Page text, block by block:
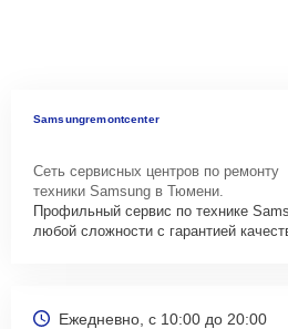
Samsungremontcenter
Сеть сервисных центров по ремонту
техники Samsung в Тюмени.
Профильный сервис по технике
любой сложности с гарантией
Ежедневно, с 10:00 до 20:00